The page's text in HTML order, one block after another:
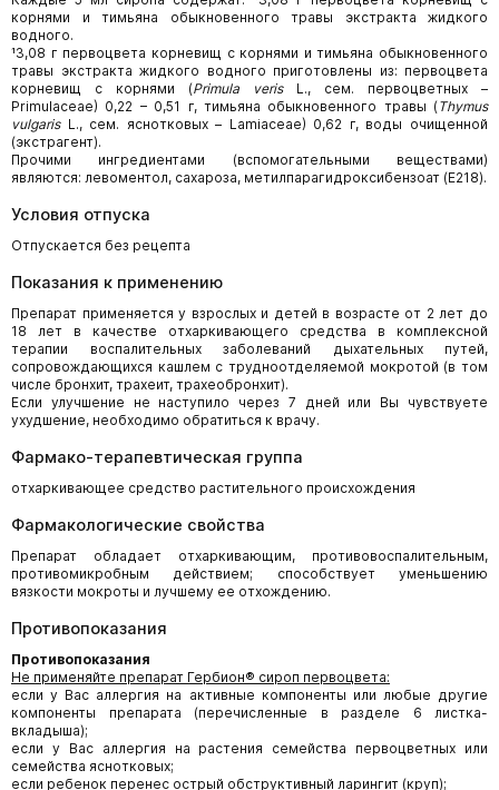
корнями и тимьяна обыкновенного травы экстракта жидкого
водного.
¹3,08 г первоцвета корневищ с корнями и тимьяна обыкновенного
травы экстракта жидкого водного приготовлены из: первоцвета
корневищ с корнями (Primula verisL., сем. первоцветных –
Primulaceae) 0,22 – 0,51 г, тимьяна обыкновенного травы (Thymus
vulgarisL., сем. яснотковых – Lamiaceae) 0,62 г, воды очищенной
(экстрагент).
Прочими ингредиентами (вспомогательными веществами)
являются: левоментол, сахароза, метилпарагидроксибензоат (E218).
Условия отпуска
Отпускается без рецепта
Показания к применению
Препарат применяется у взрослых и детей в возрасте от 2 лет до
18 лет в качестве отхаркивающего средства в комплексной
терапии воспалительных заболеваний дыхательных путей,
сопровождающихся кашлем с трудноотделяемой мокротой (в том
числе бронхит, трахеит, трахеобронхит).
Если улучшение не наступило через 7 дней или Вы чувствуете
ухудшение, необходимо обратиться к врачу.
Фармако-терапевтическая группа
отхаркивающее средство растительного происхождения
Фармакологические свойства
Препарат обладает отхаркивающим, противовоспалительным,
противомикробным действием; способствует уменьшению
вязкости мокроты и лучшему ее отхождению.
Противопоказания
Противопоказания
Не применяйте препарат Гербион® сироп первоцвета:
если у Вас аллергия на активные компоненты или любые другие
компоненты препарата (перечисленные в разделе 6 листка-
вкладыша);
если у Вас аллергия на растения семейства первоцветных или
семейства яснотковых;
если ребенок перенес острый обструктивный ларингит (круп);